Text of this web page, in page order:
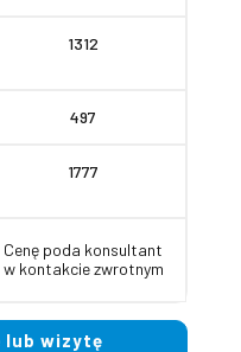
1312
497
1777
Cenę poda konsultant
w kontakcie zwrotnym
lub wizytę